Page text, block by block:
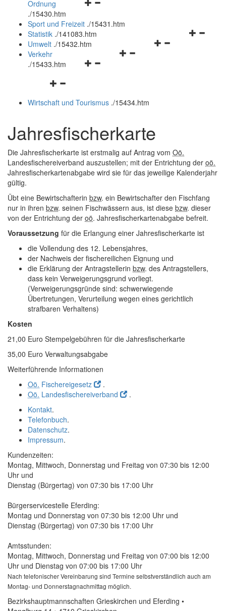
Navigationsmenü
und
schließen
Ordnung
./15430.htm
Sport und Freizeit ./15431.htm
Navigationsmenü
Statistik ./141083.htm
Navigationsmenü
Umwelt ./15432.htm
Navigationsmenü
Verkehr
./15433.htm
Navigationsmenü
und
Wirtschaft und Tourismus ./15434.htm
Jahresfischerkarte
Die Jahresfischerkarte ist erstmalig auf Antrag vom Oö.
Landesfischereiverband auszustellen; mit der Entrichtung der oö.
Jahresfischerkartenabgabe wird sie für das jeweilige Kalenderjahr
gültig.
Übt eine Bewirtschafterin bzw. ein Bewirtschafter den Fischfang
nur in ihren bzw. seinen Fischwässern aus, ist diese bzw. dieser
von der Entrichtung der oö. Jahresfischerkartenabgabe befreit.
Voraussetzung für die Erlangung einer Jahresfischerkarte ist
die Vollendung des 12. Lebensjahres,
der Nachweis der fischereilichen Eignung und
die Erklärung der Antragstellerin bzw. des Antragstellers,
dass kein Verweigerungsgrund vorliegt.
(Verweigerungsgründe sind: schwerwiegende
Übertretungen, Verurteilung wegen eines gerichtlich
strafbaren Verhaltens)
Kosten
21,00 Euro Stempelgebühren für die Jahresfischerkarte
35,00 Euro Verwaltungsabgabe
Weiterführende Informationen
Oö. Fischereigesetz
.
Oö. Landesfischereiverband
.
Kontakt.
Telefonbuch.
Datenschutz.
Impressum.
Kundenzeiten:
Montag, Mittwoch, Donnerstag und Freitag von 07:30 bis 12:00
Uhr und
Dienstag (Bürgertag) von 07:30 bis 17:00 Uhr
Bürgerservicestelle Eferding:
Montag und Donnerstag von 07:30 bis 12:00 Uhr und
Dienstag (Bürgertag) von 07:30 bis 17:00 Uhr
Amtsstunden:
Montag, Mittwoch, Donnerstag und Freitag von 07:00 bis 12:00
Uhr und Dienstag von 07:00 bis 17:00 Uhr
Nach telefonischer Vereinbarung sind Termine selbstverständlich auch am
Montag- und Donnerstagnachmittag möglich.
Bezirkshauptmannschaften Grieskirchen und Eferding •